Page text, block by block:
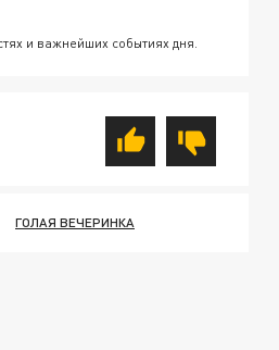
и важнейших событиях дня.
ГОЛАЯ ВЕЧЕРИНКА